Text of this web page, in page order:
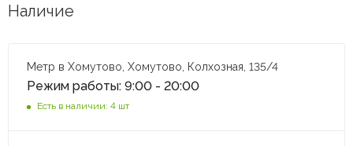
Наличие
Метр в Хомутово, Хомутово, Колхозная, 135/4
Режим работы: 9:00 - 20:00
Есть в наличии: 4 шт